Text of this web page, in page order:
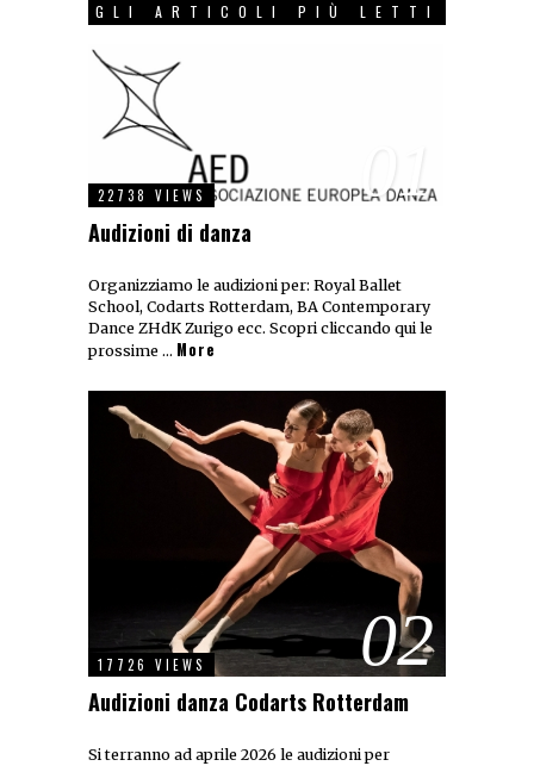
GLI ARTICOLI PIÙ LETTI
01
22738 VIEWS
Audizioni di danza
Organizziamo le audizioni per: Royal Ballet
School, Codarts Rotterdam, BA Contemporary
Dance ZHdK Zurigo ecc. Scopri cliccando qui le
prossime … More
02
17726 VIEWS
Audizioni danza Codarts Rotterdam
Si terranno ad aprile 2026 le audizioni per